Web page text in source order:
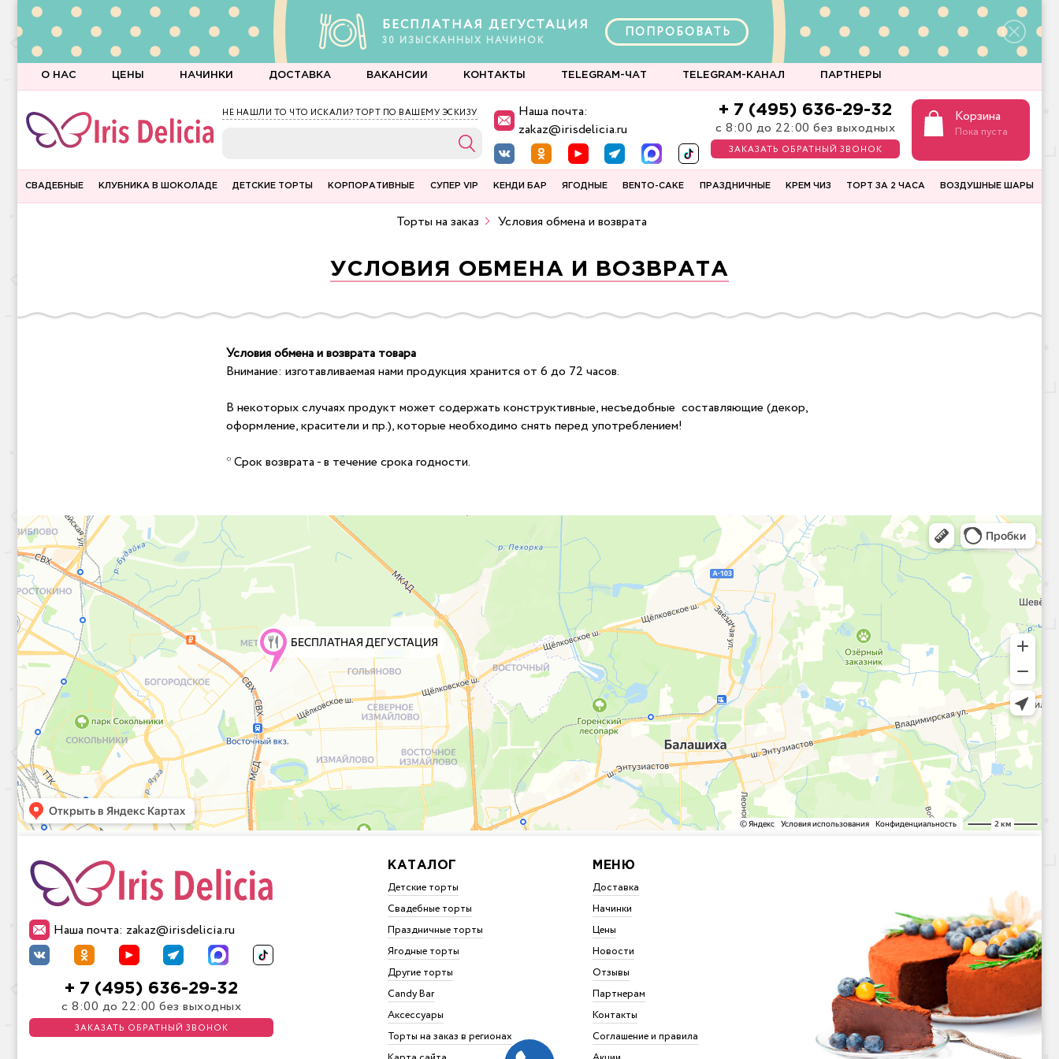
БЕСПЛАТНАЯ ДЕГУСТАЦИЯ
30 ИЗЫСКАННЫХ НАЧИНОК
ПОПРОБОВАТЬ
О НАС ЦЕНЫ НАЧИНКИ ДОСТАВКА ВАКАНСИИ КОНТАКТЫ TELEGRAM-ЧАТ TELEGRAM-КАНАЛ ПАРТНЕРЫ
НЕ НАШЛИ ТО ЧТО ИСКАЛИ? ТОРТ ПО ВАШЕМУ ЭСКИЗУ
Наша почта:
zakaz@irisdelicia.ru
+ 7 (495) 636-29-32
с 8:00 до 22:00 без выходных
ЗАКАЗАТЬ ОБРАТНЫЙ ЗВОНОК
Корзина
Пока пуста
СВАДЕБНЫЕ КЛУБНИКА В ШОКОЛАДЕ ДЕТСКИЕ ТОРТЫ КОРПОРАТИВНЫЕ СУПЕР VIP КЕНДИ БАР ЯГОДНЫЕ BENTO-CAKE ПРАЗДНИЧНЫЕ КРЕМ ЧИЗ ТОРТ ЗА 2 ЧАСА ВОЗДУШНЫЕ ШАРЫ
Торты на заказ Условия обмена и возврата
УСЛОВИЯ ОБМЕНА И ВОЗВРАТА
Условия обмена и возврата товара
Внимание: изготавливаемая нами продукция хранится от 6 до 72 часов.
В некоторых случаях продукт может содержать конструктивные, несъедобные составляющие (декор,
оформление, красители и пр.), которые необходимо снять перед употреблением!
* Срок возврата - в течение срока годности.
Наша почта: zakaz@irisdelicia.ru
+ 7 (495) 636-29-32
с 8:00 до 22:00 без выходных
ЗАКАЗАТЬ ОБРАТНЫЙ ЗВОНОК
КАТАЛОГ
Детские торты
Свадебные торты
Праздничные торты
Ягодные торты
Другие торты
Candy Bar
Аксессуары
Торты на заказ в регионах
МЕНЮ
Доставка
Начинки
Цены
Новости
Отзывы
Партнерам
Контакты
Соглашение и правила